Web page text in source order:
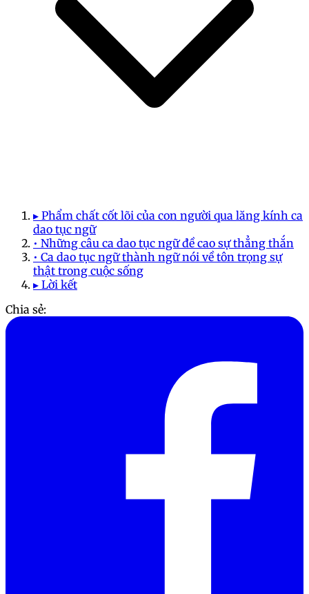
▸ Phẩm chất cốt lõi của con người qua lăng kính ca
dao tục ngữ
• Những câu ca dao tục ngữ đề cao sự thẳng thắn
• Ca dao tục ngữ thành ngữ nói về tôn trọng sự
thật trong cuộc sống
▸ Lời kết
Chia sẻ: